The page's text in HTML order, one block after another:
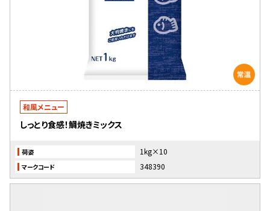
和風メニュー
しっとり食感！鯛焼きミックス
荷姿 1kg×10
マークコード 348390